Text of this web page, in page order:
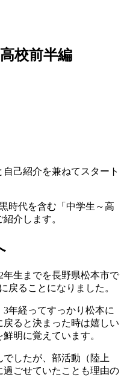
校前半編
自己紹介を兼ねてスタート
時代を含む「中学生～高
介します。
生までを長野県松本市で
戻ることになりました。
3年経ってすっかり松本に
ると決まった時は嬉しい
明に覚えています。
したが、部活動（陸上
ごせていたことも理由の